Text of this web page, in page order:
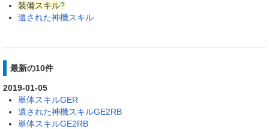
装備スキル?
遺された神機スキル
最新の10件
2019-01-05
単体スキルGER
遺された神機スキルGE2RB
単体スキルGE2RB